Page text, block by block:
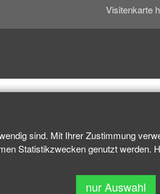
Visitenkarte
sind. Mit Ihrer Zustimmung
Statistikzwecken genutzt werden.
nur Auswahl